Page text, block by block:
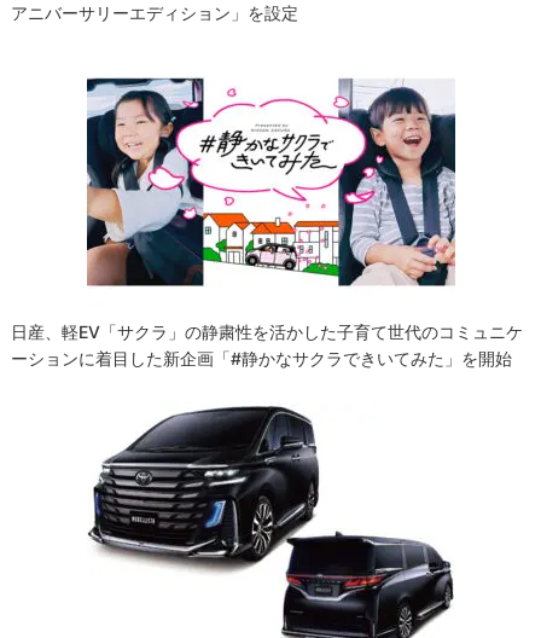
アニバーサリーエディション」を設定
日産、軽EV「サクラ」の静粛性を活かした子育て世代のコミュニケ
ーションに着目した新企画「#静かなサクラできいてみた」を開始